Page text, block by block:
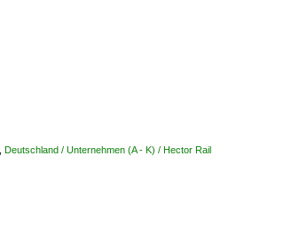
Deutschland / Unternehmen (A - K) / Hector Rail